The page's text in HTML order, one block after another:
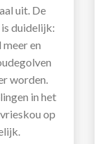
uit. De
duidelijk:
en
worden.
in het
op